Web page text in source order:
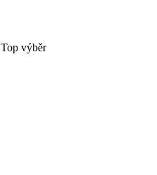
Top výběr